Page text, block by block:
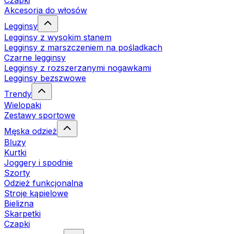
Akcesoria do włosów
Legginsy
Legginsy z wysokim stanem
Legginsy z marszczeniem na pośladkach
Czarne legginsy
Legginsy z rozszerzanymi nogawkami
Legginsy bezszwowe
Trendy
Wielopaki
Zestawy sportowe
Męska odzież
Bluzy
Kurtki
Joggery i spodnie
Szorty
Odzież funkcjonalna
Stroje kąpielowe
Bielizna
Skarpetki
Czapki